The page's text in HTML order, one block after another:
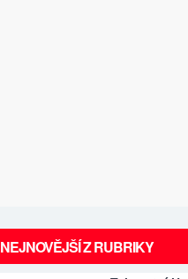
NEJNOVĚJŠÍ Z RUBRIKY